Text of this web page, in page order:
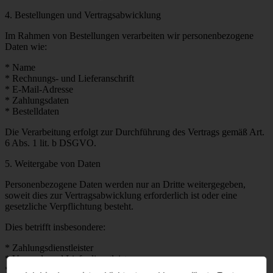
4. Bestellungen und Vertragsabwicklung
Im Rahmen von Bestellungen verarbeiten wir personenbezogene
Daten wie:
* Name
* Rechnungs- und Lieferanschrift
* E-Mail-Adresse
* Zahlungsdaten
* Bestelldaten
Die Verarbeitung erfolgt zur Durchführung des Vertrags gemäß Art.
6 Abs. 1 lit. b DSGVO.
5. Weitergabe von Daten
Personenbezogene Daten werden nur an Dritte weitergegeben,
soweit dies zur Vertragsabwicklung erforderlich ist oder eine
gesetzliche Verpflichtung besteht.
Dies betrifft insbesondere:
* Zahlungsdienstleister
* Versand- und Lieferdienstleister
* IT- und Hosting-Dienstleister